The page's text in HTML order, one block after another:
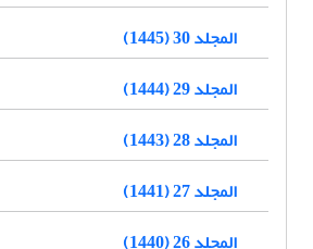
المجلد 30 (1445)
المجلد 29 (1444)
المجلد 28 (1443)
المجلد 27 (1441)
المجلد 26 (1440)